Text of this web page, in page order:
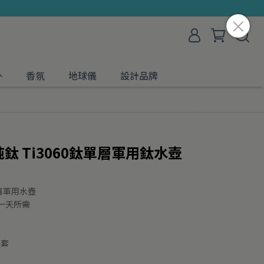
香氛 地球儀 設計品牌
Ti3060鈦單層軍用鈦水壺
用水壺
天所需